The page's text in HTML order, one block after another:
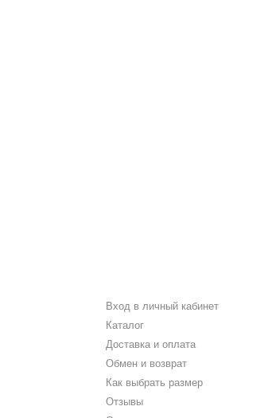
Вход в личный кабинет
Каталог
Доставка и оплата
Обмен и возврат
Как выбрать размер
Отзывы